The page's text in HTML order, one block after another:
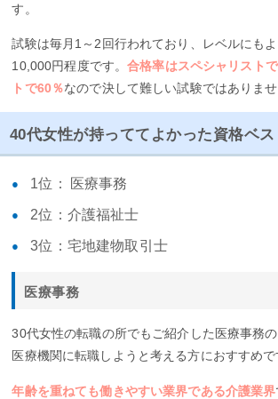
す。
試験は毎月1～2回行われており、レベルにも
10,000円程度です。合格率はスペシャリスト
トで60％なので決して難しい試験ではありませ
40代女性が持っててよかった資格ベス
1位： 医療事務
2位：介護福祉士
3位：宅地建物取引士
医療事務
30代女性の転職の所でもご紹介した医療事務
医療機関に転職しようと考える方におすすめで
年齢を重ねても働きやすい業界である介護業界